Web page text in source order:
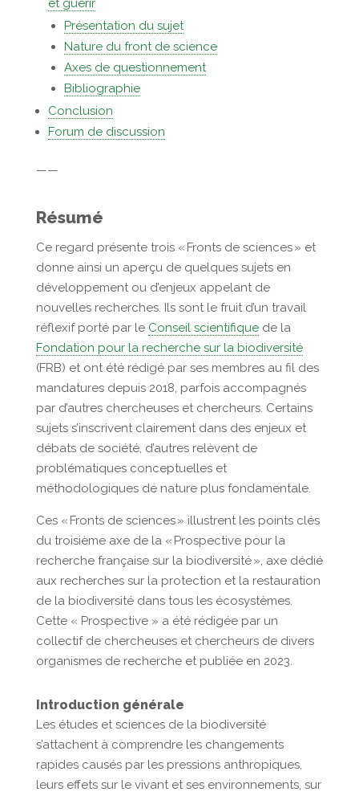
et guérir
Présentation du sujet
Nature du front de science
Axes de questionnement
Bibliographie
Conclusion
Forum de discussion
——
Résumé
Ce regard présente trois « Fronts de sciences » et
donne ainsi un aperçu de quelques sujets en
développement ou d’enjeux appelant de
nouvelles recherches. Ils sont le fruit d’un travail
réflexif porté par le Conseil scientifiquede la
Fondation pour la recherche sur la biodiversité
(FRB) et ont été rédigé par ses membres au fil des
mandatures depuis 2018, parfois accompagnés
par d’autres chercheuses et chercheurs. Certains
sujets s’inscrivent clairement dans des enjeux et
débats de société, d’autres relèvent de
problématiques conceptuelles et
méthodologiques de nature plus fondamentale.
Ces « Fronts de sciences » illustrent les points clés
du troisième axe de la « Prospective pour la
recherche française sur la biodiversité », axe dédié
aux recherches sur la protection et la restauration
de la biodiversité dans tous les écosystèmes.
Cette « Prospective » a été rédigée par un
collectif de chercheuses et chercheurs de divers
organismes de recherche et publiée en 2023.
Introduction générale
Les études et sciences de la biodiversité
s’attachent à comprendre les changements
rapides causés par les pressions anthropiques,
leurs effets sur le vivant et ses environnements, sur